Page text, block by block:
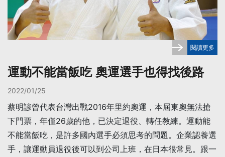
閱讀更多
運動不能當飯吃 奧運選手也得找後路
2022/01/25
蔡明諺曾代表台灣出戰2016年里約奧運，本屆東奧無法搶
下門票，年僅26歲的他，已決定退役、轉任教練。運動能
不能當飯吃，是許多國內選手必須思考的問題。企業認養選
手，讓運動員退役後可以到公司上班，在日本很常見。跟一